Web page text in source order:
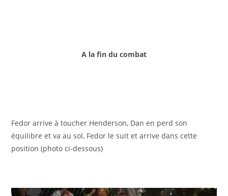
A la fin du combat
Fedor arrive à toucher Henderson, Dan en perd son
équilibre et va au sol, Fedor le suit et arrive dans cette
position (photo ci-dessous)